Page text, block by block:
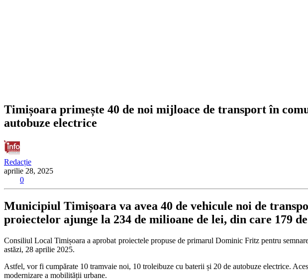
Timișoara primește 40 de noi mijloace de transport în
autobuze electrice
Redacție
aprilie 28, 2025
0
Municipiul Timișoara va avea 40 de vehicule noi de
proiectelor ajunge la 234 de milioane de lei, din care 179
Consiliul Local Timișoara a aprobat proiectele propuse de primarul Dominic Fritz pentru
astăzi, 28 aprilie 2025.
Astfel, vor fi cumpărate 10 tramvaie noi, 10 troleibuze cu baterii și 20 de autobuze electrice.
modernizare a mobilității urbane.